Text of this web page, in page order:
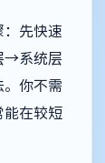
：先快速
→系统层
你不需
能在较短